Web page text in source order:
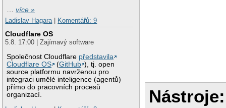
…více »
Ladislav Hagara| Komentářů: 9
Cloudflare OS
5.8. 17:00 | Zajímavý software
Společnost Cloudflare představila
Cloudflare OS
(GitHub ), tj. open
source platformu navrženou pro
integraci umělé inteligence (agentů)
přímo do pracovních procesů
organizací.
Nástroje: